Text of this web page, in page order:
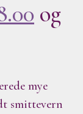
og
mye
smittevern